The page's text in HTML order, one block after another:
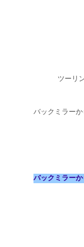
ツーリ
バックミラー
バックミラー